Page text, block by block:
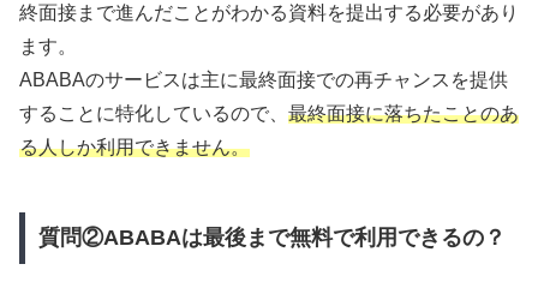
終面接まで進んだことがわかる資料を提出する必要があり
ます。
ABABAのサービスは主に最終面接での再チャンスを提供
することに特化しているので、 最終面接に落ちたことのあ
る人しか利用できません。
質問②ABABAは最後まで無料で利用できるの？